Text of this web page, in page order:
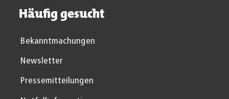
Häufig gesucht
Bekanntmachungen
Newsletter
Pressemitteilungen